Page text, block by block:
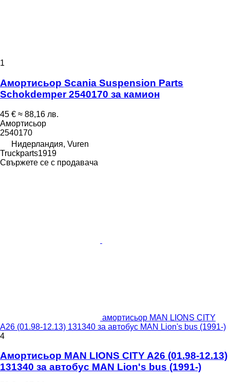
1
Амортисьор Scania Suspension Parts
Schokdemper 2540170 за камион
45 € ≈ 88,16 лв.
Амортисьор
2540170
Нидерландия, Vuren
Truckparts1919
Свържете се с продавача
амортисьор MAN LIONS CITY
A26 (01.98-12.13) 131340 за автобус MAN Lion's bus (1991-)
4
Амортисьор MAN LIONS CITY A26 (01.98-12.13)
131340 за автобус MAN Lion's bus (1991-)